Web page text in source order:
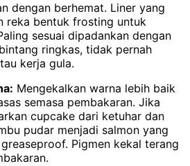
dengan berhemat. Liner yang
reka bentuk frosting untuk
sesuai dipadankan dengan
ringkas, tidak pernah
kerja gula.
Mengekalkan warna lebih baik
semasa pembakaran. Jika
cupcake dari ketuhar dan
pudar menjadi salmon yang
Pigmen kekal terang